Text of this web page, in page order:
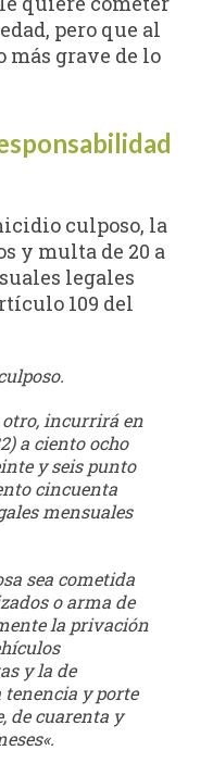
pero que al
grave de lo
culposo, la
y multa de 20 a
legales
109 del
otro, incurrirá en
a ciento ocho
y seis punto
cincuenta
mensuales
sea cometida
o arma de
la privación
y la de
y porte
de cuarenta y
«.